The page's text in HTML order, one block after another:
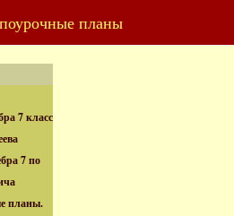
планы
7 класс
7 по
планы.